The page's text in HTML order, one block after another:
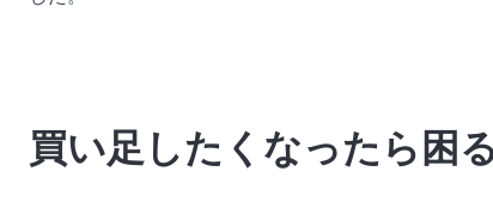
買い足したくなったら困